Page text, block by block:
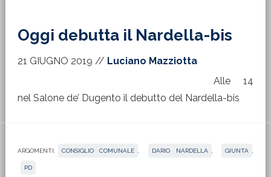
Oggi debutta il Nardella-bis
21 GIUGNO 2019 // Luciano Mazziotta
Alle 14
nel Salone de’ Dugento il debutto del Nardella-bis
ARGOMENTI: CONSIGLIO COMUNALE DARIO NARDELLA GIUNTA
PD